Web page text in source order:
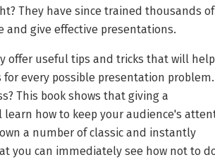
They have since trained thousands of
and give effective presentations.
offer useful tips and tricks that will help
every possible presentation problem.
This book shows that giving a
how to keep your audience's
a number of classic and instantly
you can immediately see how not to